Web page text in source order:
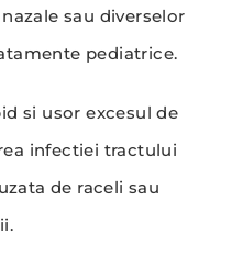
sau diverselor
pediatrice.
si usor excesul de
infectiei tractului
de raceli sau